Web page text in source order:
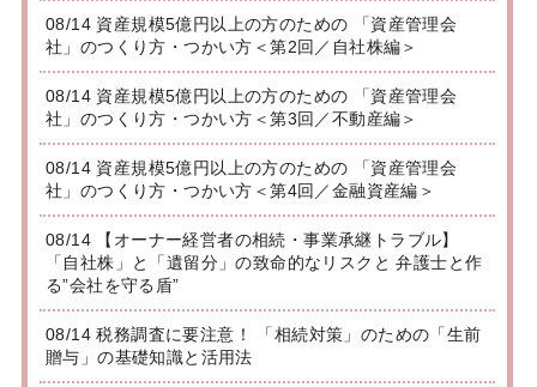
08/14 資産規模5億円以上の方のための 「資産管理会
社」のつくり方・つかい方＜第2回／自社株編＞
08/14 資産規模5億円以上の方のための 「資産管理会
社」のつくり方・つかい方＜第3回／不動産編＞
08/14 資産規模5億円以上の方のための 「資産管理会
社」のつくり方・つかい方＜第4回／金融資産編＞
08/14 【オーナー経営者の相続・事業承継トラブル】
「自社株」と「遺留分」の致命的なリスクと 弁護士と作
る”会社を守る盾”
08/14 税務調査に要注意！ 「相続対策」のための「生前
贈与」の基礎知識と活用法